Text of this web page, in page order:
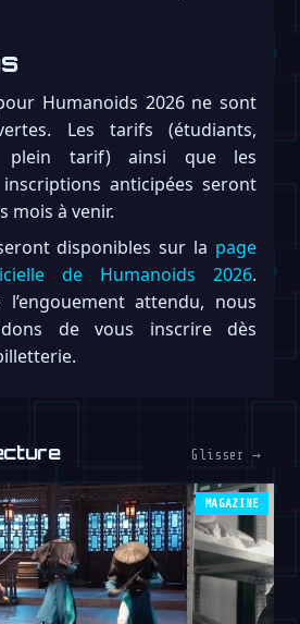
Humanoids 2026 ne sont
Les tarifs (étudiants,
plein tarif) ainsi que les
anticipées seront
mois à venir.
disponibles sur la page
de Humanoids 2026.
attendu, nous
de vous inscrire dès
Glisser →
MAGAZINE